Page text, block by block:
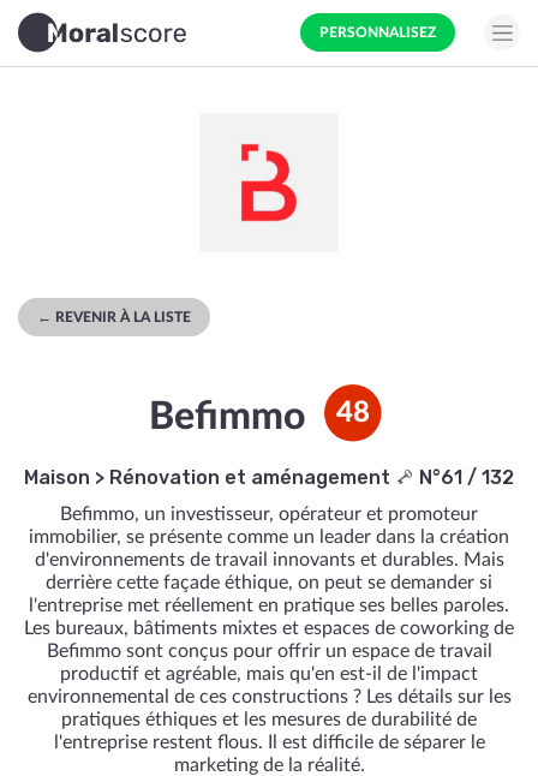
PERSONNALISEZ
← REVENIR À LA LISTE
Befimmo 48
Maison > Rénovation et aménagement N°61 / 132
Befimmo, un investisseur, opérateur et promoteur
immobilier, se présente comme un leader dans la création
d'environnements de travail innovants et durables. Mais
derrière cette façade éthique, on peut se demander si
l'entreprise met réellement en pratique ses belles paroles.
Les bureaux, bâtiments mixtes et espaces de coworking de
Befimmo sont conçus pour offrir un espace de travail
productif et agréable, mais qu'en est-il de l'impact
environnemental de ces constructions ? Les détails sur les
pratiques éthiques et les mesures de durabilité de
l'entreprise restent flous. Il est difficile de séparer le
marketing de la réalité.